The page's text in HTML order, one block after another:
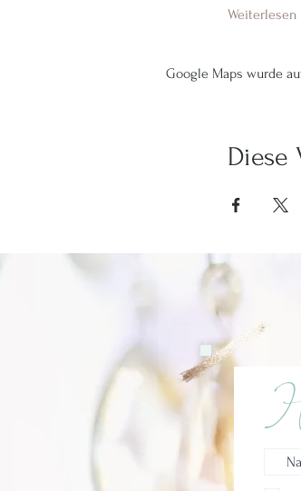
Weiterlesen
Google Maps wurde
Diese